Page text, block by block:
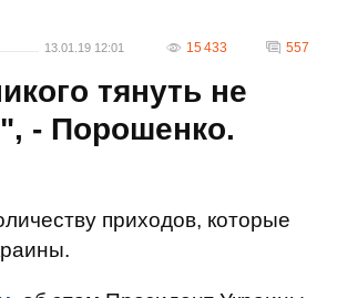
13.01.19 12:01 15 433 557
тянуть не
- Порошенко.
приходов, которые